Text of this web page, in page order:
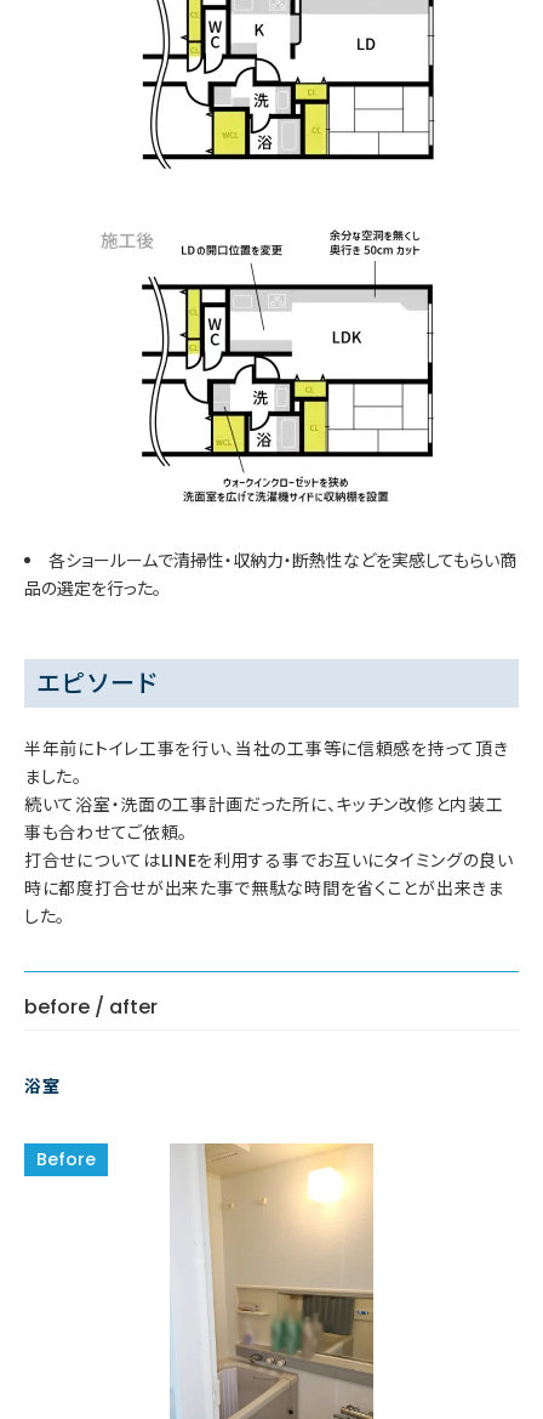
各ショールームで清掃性・収納力・断熱性などを実感してもらい商
品の選定を行った。
エピソード
半年前にトイレ工事を行い、当社の工事等に信頼感を持って頂き
ました。
続いて浴室・洗面の工事計画だった所に、キッチン改修と内装工
事も合わせてご依頼。
打合せについてはLINEを利用する事でお互いにタイミングの良い
時に都度打合せが出来た事で無駄な時間を省くことが出来きま
した。
before / after
浴室